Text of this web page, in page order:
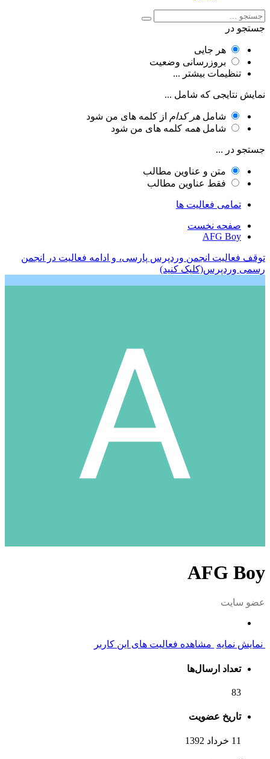
جستجو در
هر جایی
بروزرسانی وضعیت
تنظیمات بیشتر ...
نمایش نتایجی که شامل ...
شامل هر کدام از کلمه های من شود
شامل همه کلمه های من شود
جستجو در ...
متن و عناوین مطالب
فقط عناوین مطالب
تمامی فعالیت ها
صفحه نخست
AFG Boy
توقف فعالیت انجمن وردپرس پارسی، و ادامه فعالیت در انجمن
رسمی وردپرس(کلیک کنید)
AFG Boy
عضو سایت
نمایش نمایه مشاهده فعالیت های این کاربر
تعداد ارسال‌ها
83
تاریخ عضویت
11 خرداد 1392